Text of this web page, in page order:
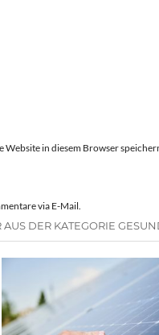
Website in diesem Browser
via E-Mail.
AUS DER KATEGORIE